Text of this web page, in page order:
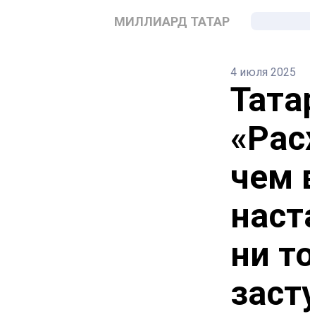
МИЛЛИАРД ТАТАР
4 июля 2025
чем
ни